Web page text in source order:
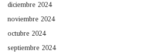
diciembre 2024
noviembre 2024
octubre 2024
septiembre 2024